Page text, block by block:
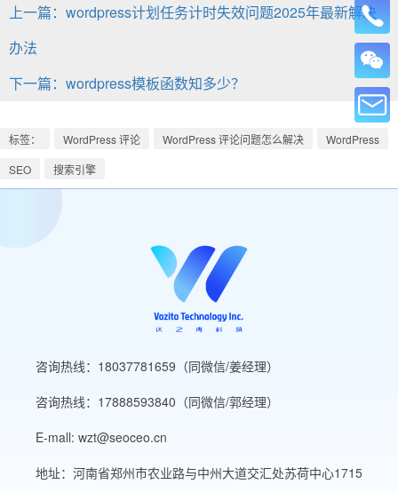
上一篇：wordpress计划任务计时失效问题2025年最新解决
办法
下一篇：wordpress模板函数知多少？
标签： WordPress 评论 WordPress 评论问题怎么解决
WordPress
SEO
搜索引擎
咨询热线：18037781659（同微信/姜经理）
咨询热线：17888593840（同微信/郭经理）
E-mall: wzt@seoceo.cn
地址：河南省郑州市农业路与中州大道交汇处苏荷中心1715